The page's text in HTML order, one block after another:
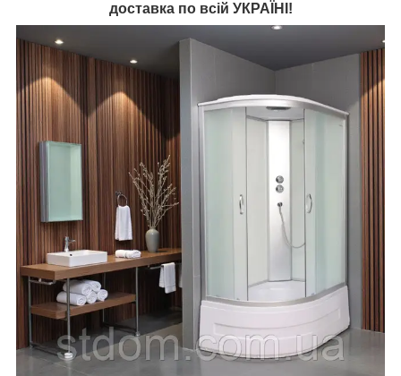
доставка по всій УКРАЇНІ!